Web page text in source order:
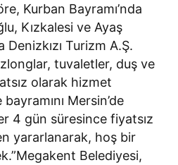
Kurban Bayramı’nda
Kızkalesi ve Ayaş
Denizkızı Turizm A.Ş.
tuvaletler, duş ve
olarak hizmet
Mersin’de
4 gün süresince fiyatsız
yararlanarak, hoş bir
Belediyesi,